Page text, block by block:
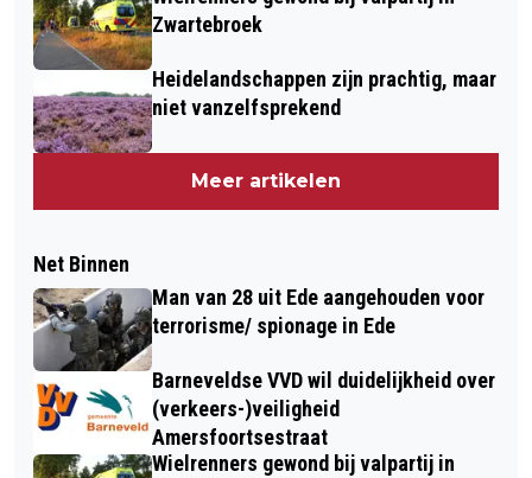
Zwartebroek
Heidelandschappen zijn prachtig, maar
niet vanzelfsprekend
Meer artikelen
Net Binnen
Man van 28 uit Ede aangehouden voor
terrorisme/ spionage in Ede
Barneveldse VVD wil duidelijkheid over
(verkeers-)veiligheid
Amersfoortsestraat
Wielrenners gewond bij valpartij in